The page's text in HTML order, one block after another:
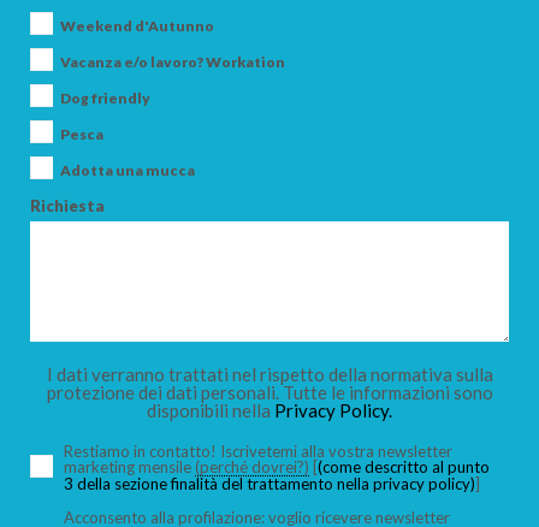
Weekend d'Autunno
Vacanza e/o lavoro? Workation
Dog friendly
Pesca
Adotta una mucca
Richiesta
I dati verranno trattati nel rispetto della normativa sulla
protezione dei dati personali. Tutte le informazioni sono
disponibili nella Privacy Policy.
Restiamo in contatto! Iscrivetemi alla vostra newsletter
marketing mensile (perché dovrei?) [(come descritto al punto
3 della sezione finalità del trattamento nella privacy policy)]
Acconsento alla profilazione: voglio ricevere newsletter